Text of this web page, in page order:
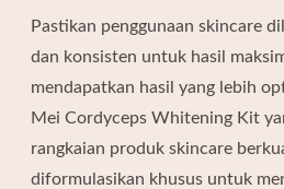
Pastikan penggunaan skincare
dan konsisten untuk hasil
mendapatkan hasil yang lebih
Mei Cordyceps Whitening Kit
rangkaian produk skincare
diformulasikan khusus untuk